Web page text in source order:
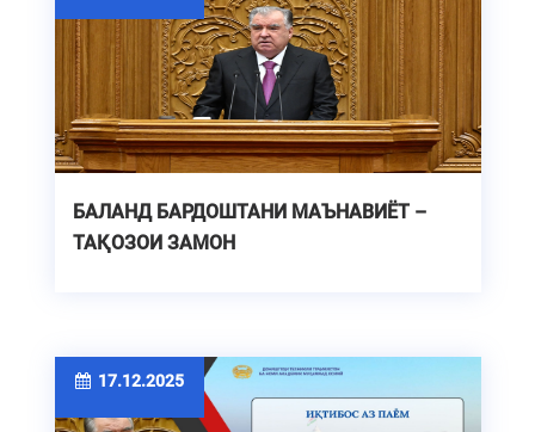
БАЛАНД БАРДОШТАНИ МАЪНАВИЁТ –
ТАҚОЗОИ ЗАМОН
17.12.2025